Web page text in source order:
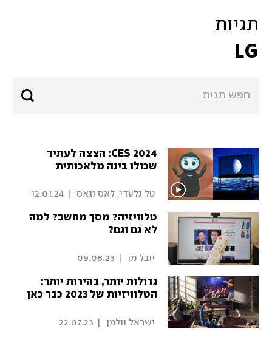
תגיות
LG
CES 2024: הצצה לעתיד
שכולו בינה מלאכותית
טל גלעדי, לאס וגאס 12.01.24
טלוויזיה? מסך מחשב? למה
לא גם וגם?
יובל מן 09.08.23
גדולות יותר, בהירות יותר:
הטלוויזיות של 2023 כבר כאן
ישראל וולמן 22.07.23